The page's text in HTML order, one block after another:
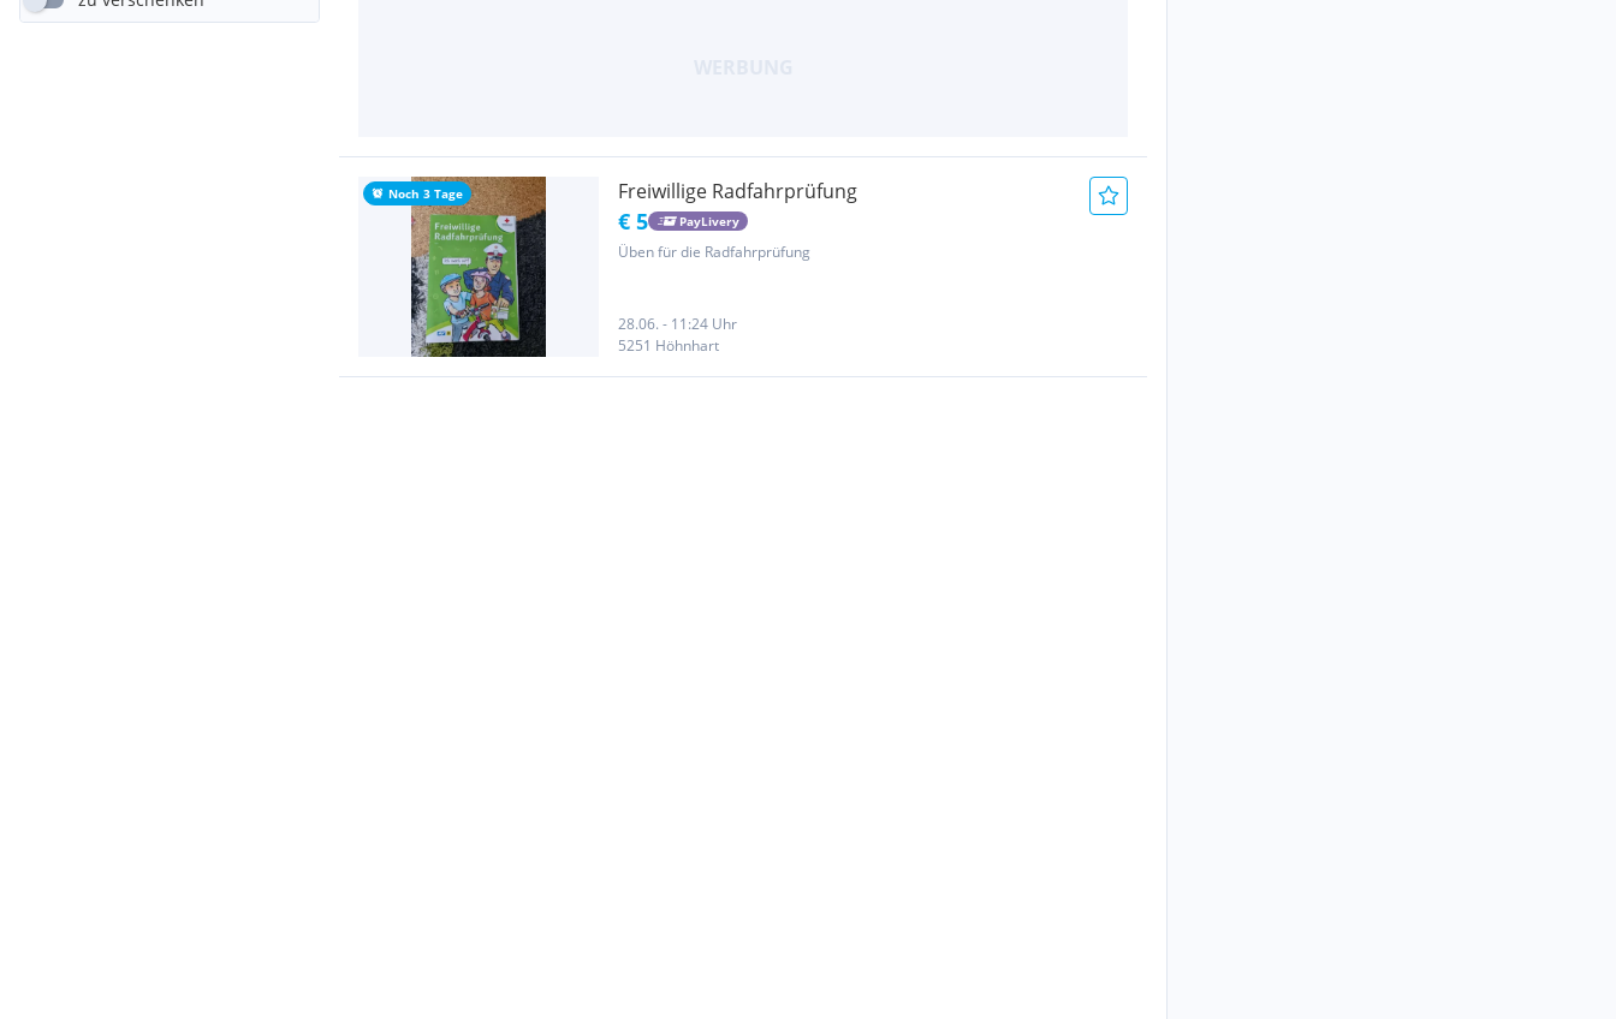
Noch 3 Tage Freiwillige Radfahrprüfung
€ 5 PayLivery
Üben für die Radfahrprüfung
28.06. - 11:24 Uhr
5251 Höhnhart